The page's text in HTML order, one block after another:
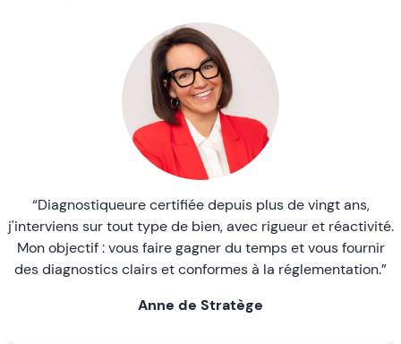
“Diagnostiqueure certifiée depuis plus de vingt ans,
j'interviens sur tout type de bien, avec rigueur et réactivité.
Mon objectif : vous faire gagner du temps et vous fournir
des diagnostics clairs et conformes à la réglementation.”
Anne de Stratège